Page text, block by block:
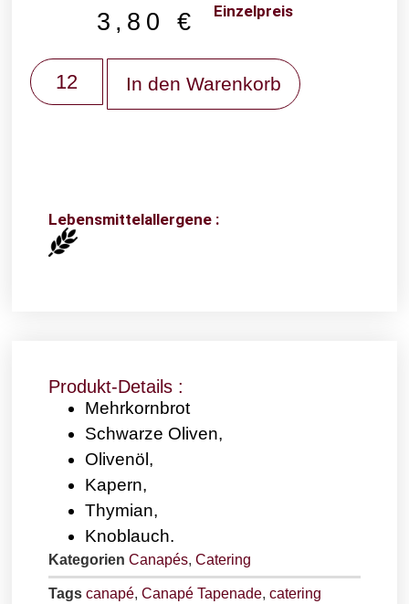
3,80 € Einzelpreis
In den Warenkorb
Lebensmittelallergene :
Produkt-Details :
Mehrkornbrot
Schwarze Oliven,
Olivenöl,
Kapern,
Thymian,
Knoblauch.
Kategorien Canapés,Catering
Tags canapé,Canapé Tapenade,catering